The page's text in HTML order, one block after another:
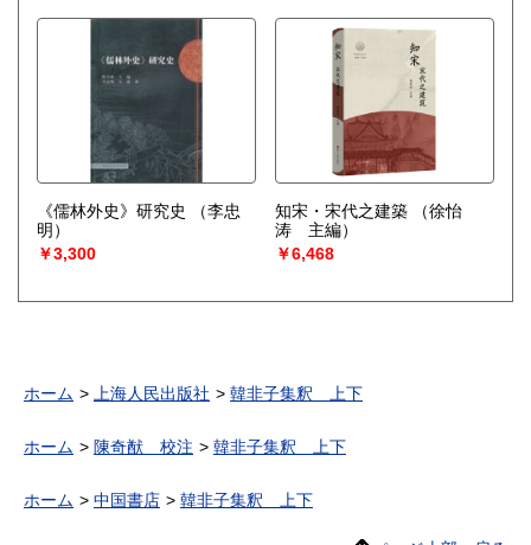
《儒林外史》研究史
（李忠
明）
￥3,300
知宋・宋代之建築
（徐怡
涛 主編）
￥6,468
ホーム 上海人民出版社 韓非子集釈 上下
ホーム 陳奇猷 校注 韓非子集釈 上下
ホーム 中国書店 韓非子集釈 上下